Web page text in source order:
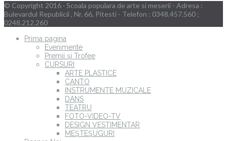
© Copyright 2016 · Scoala populara de arte si meserii - Adresa :
Bulevardul Republicii , Nr. 66, Pitesti - Telefon : 0348.457.560 ;
0248.212.260
Prima pagina
Evenimente
Premii și Trofee
CURSURI
ARTE PLASTICE
CANTO
INSTRUMENTE MUZICALE
DANS
TEATRU
FOTO-VIDEO-TV
DESIGN VESTIMENTAR
MEȘTEȘUGURI